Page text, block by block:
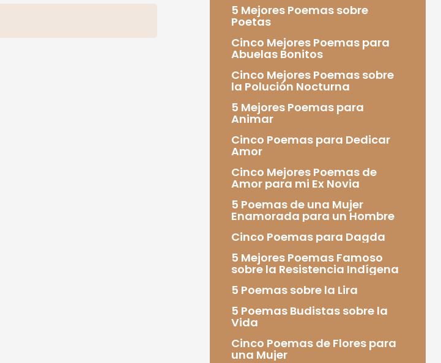
5 Mejores Poemas sobre
Poetas
Cinco Mejores Poemas para
Abuelas Bonitos
Cinco Mejores Poemas sobre
la Polución Nocturna
5 Mejores Poemas para
Animar
Cinco Poemas para Dedicar
Amor
Cinco Mejores Poemas de
Amor para mi Ex Novia
5 Poemas de una Mujer
Enamorada para un Hombre
Cinco Poemas para Dagda
5 Mejores Poemas Famoso
sobre la Resistencia Indígena
5 Poemas sobre la Lira
5 Poemas Budistas sobre la
Vida
Cinco Poemas de Flores para
una Mujer